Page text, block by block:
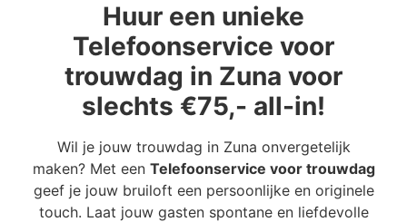
Huur een unieke
Telefoonservice voor
trouwdag in Zuna voor
slechts €75,- all-in!
Wil je jouw trouwdag in Zuna onvergetelijk
maken? Met een Telefoonservice voor trouwdag
geef je jouw bruiloft een persoonlijke en originele
touch. Laat jouw gasten spontane en liefdevolle